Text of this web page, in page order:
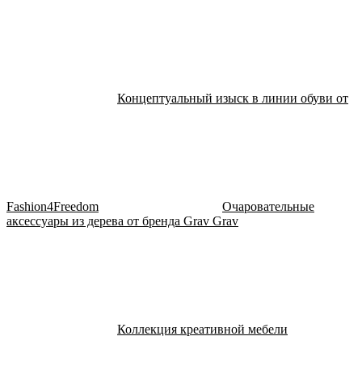
Концептуальный изыск в линии обуви от
Fashion4Freedom
Очаровательные
аксессуары из дерева от бренда Grav Grav
Коллекция креативной мебели